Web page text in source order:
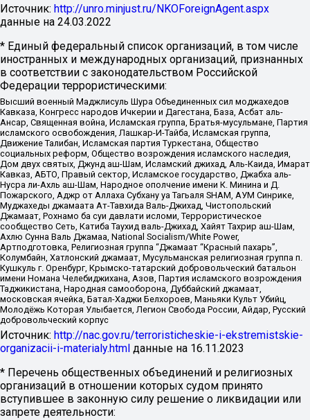
Источник: http://unro.minjust.ru/NKOForeignAgent.aspx
данные на 24.03.2022
* Единый федеральный список организаций, в том числе
иностранных и международных организаций, признанных
в соответствии с законодательством Российской
Федерации террористическими:
Высший военный Маджлисуль Шура Объединенных сил моджахедов
Кавказа, Конгресс народов Ичкерии и Дагестана, База, Асбат аль-
Ансар, Священная война, Исламская группа, Братья-мусульмане, Партия
исламского освобождения, Лашкар-И-Тайба, Исламская группа,
Движение Талибан, Исламская партия Туркестана, Общество
социальных реформ, Общество возрождения исламского наследия,
Дом двух святых, Джунд аш-Шам, Исламский джихад, Аль-Каида, Имарат
Кавказ, АБТО, Правый сектор, Исламское государство, Джабха аль-
Нусра ли-Ахль аш-Шам, Народное ополчение имени К. Минина и Д.
Пожарского, Аджр от Аллаха Субхану уа Тагьаля SHAM, АУМ Синрике,
Муджахеды джамаата Ат-Тавхида Валь-Джихад, Чистопольский
Джамаат, Рохнамо ба суи давлати исломи, Террористическое
сообщество Сеть, Катиба Таухид валь-Джихад, Хайят Тахрир аш-Шам,
Ахлю Сунна Валь Джамаа, National Socialism/White Power,
Артподготовка, Религиозная группа “Джамаат “Красный пахарь”,
Колумбайн, Хатлонский джамаат, Мусульманская религиозная группа п.
Кушкуль г. Оренбург, Крымско-татарский добровольческий батальон
имени Номана Челебиджихана, Азов, Партия исламского возрождения
Таджикистана, Народная самооборона, Дуббайский джамаат,
московская ячейка, Батал-Хаджи Белхороев, Маньяки Культ Убийц,
Молодёжь Которая Улыбается, Легион Свобода России, Айдар, Русский
добровольческий корпус
Источник: http://nac.gov.ru/terroristicheskie-i-ekstremistskie-
organizacii-i-materialy.html данные на 16.11.2023
* Перечень общественных объединений и религиозных
организаций в отношении которых судом принято
вступившее в законную силу решение о ликвидации или
запрете деятельности: